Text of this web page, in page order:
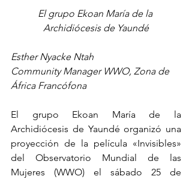
El grupo Ekoan María de la
Archidiócesis de Yaundé
Esther Nyacke Ntah
Community Manager WWO, Zona de
África Francófona
El grupo Ekoan María de la
Archidiócesis de Yaundé organizó una
proyección de la película «Invisibles»
del Observatorio Mundial de las
Mujeres (WWO) el sábado 25 de